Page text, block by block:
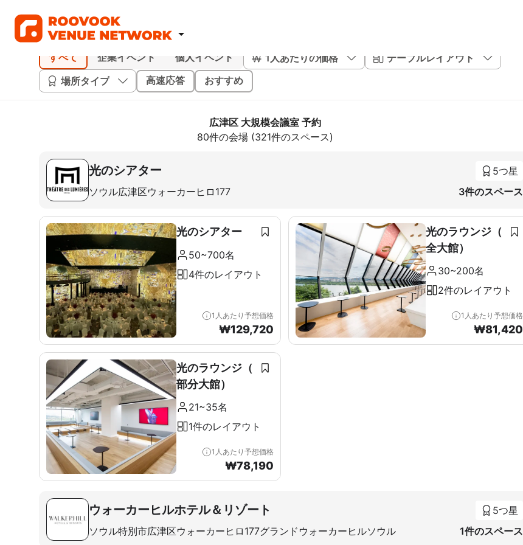
すべて 企業イベント 個人イベント 1人あたりの価格
テーブルレイアウト
場所タイプ
高速応答 おすすめ
広津区 大規模会議室 予約
80件の会場 (321件のスペース)
光のシアター
ソウル広津区ウォーカーヒロ177
5つ星
3件のスペース
光のシアター
50~700名
4件のレイアウト
1人あたり予想価格
₩129,720
光のラウンジ（
全大館）
30~200名
2件のレイアウト
1人あたり予想価格
₩81,420
光のラウンジ（
部分大館）
21~35名
1件のレイアウト
1人あたり予想価格
₩78,190
ウォーカーヒルホテル＆リゾート
ソウル特別市広津区ウォーカーヒロ177グランドウォーカーヒルソウル
5つ星
1件のスペース